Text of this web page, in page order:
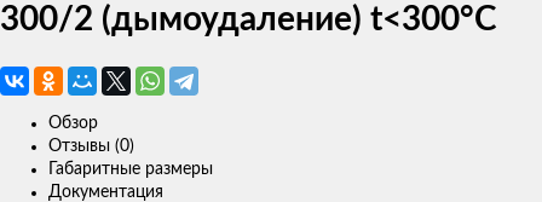
300/2 (дымоудаление) t<300°С
Обзор
Отзывы (0)
Габаритные размеры
Документация